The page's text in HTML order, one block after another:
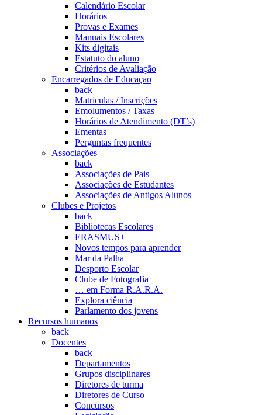
Calendário Escolar
Horários
Provas e Exames
Manuais Escolares
Kits digitais
Estatuto do aluno
Critérios de Avaliação
Encarregados de Educaçao
back
Matriculas / Inscrições
Emolumentos / Taxas
Horários de Atendimento (DT’s)
Ementas
Perguntas frequentes
Associações
back
Associações de Pais
Associações de Estudantes
Associações de Antigos Alunos
Clubes e Projetos
back
Bibliotecas Escolares
ERASMUS+
Novos tempos para aprender
Mar da Palha
Desporto Escolar
Clube de Fotografia
… em Forma R.A.R.A.
Explora ciência
Parlamento dos jovens
Recursos humanos
back
Docentes
back
Departamentos
Grupos disciplinares
Diretores de turma
Diretores de Curso
Concursos